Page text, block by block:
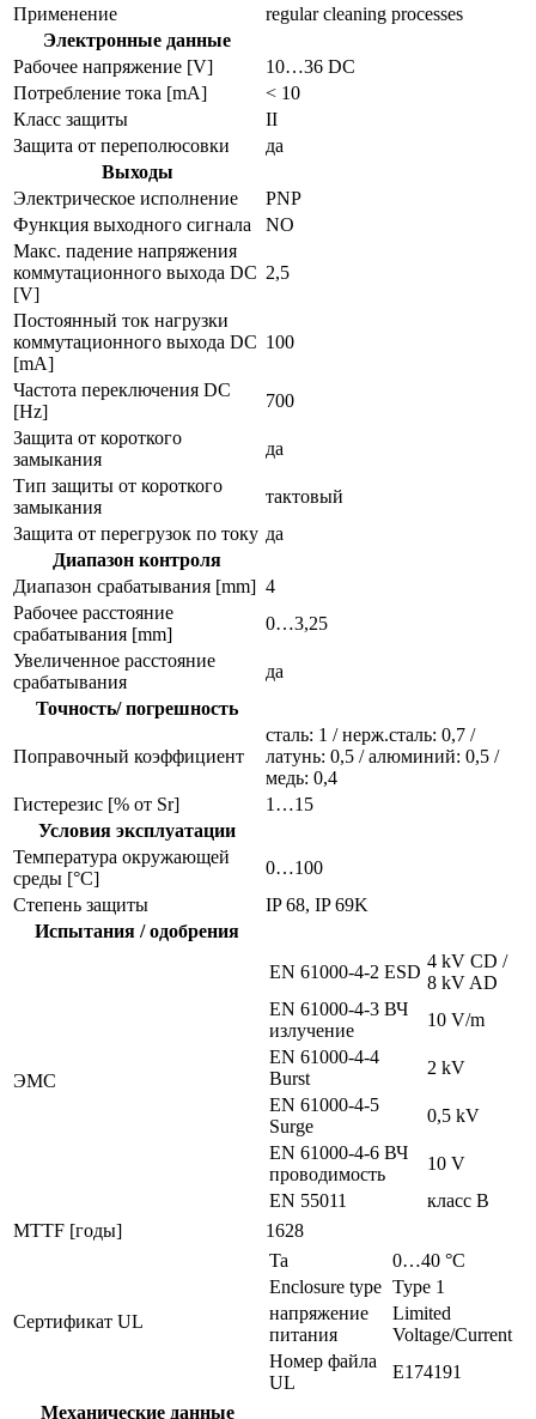
Применение
regular cleaning processes
Электронные данные
Рабочее напряжение [V]
10…36 DC
Потребление тока [mA]
< 10
Класс защиты
II
Защита от переполюсовки
да
Выходы
Электрическое исполнение
PNP
Функция выходного сигнала
NO
Макс. падение напряжения
коммутационного выхода DC
[V]
2,5
Постоянный ток нагрузки
коммутационного выхода DC
[mA]
100
Частота переключения DC
[Hz]
700
Защита от короткого
замыкания
да
Тип защиты от короткого
замыкания
тактовый
Защита от перегрузок по току да
Диапазон контроля
Диапазон срабатывания [mm] 4
Рабочее расстояние
срабатывания [mm]
0…3,25
Увеличенное расстояние
срабатывания
да
Точность/ погрешность
Поправочный коэффициент
сталь: 1 / нерж.сталь: 0,7 /
латунь: 0,5 / алюминий: 0,5 /
медь: 0,4
Гистерезис [% от Sr]
1…15
Условия эксплуатации
Температура окружающей
среды [°C]
0…100
Степень защиты
IP 68, IP 69K
Испытания / одобрения
ЭMC
EN 61000-4-2 ESD
4 kV CD /
8 kV AD
EN 61000-4-3 ВЧ
излучение
10 V/m
EN 61000-4-4
Burst
2 kV
EN 61000-4-5
Surge
0,5 kV
EN 61000-4-6 ВЧ
проводимость
10 V
EN 55011
класс B
MTTF [годы]
1628
Сертификат UL
Ta
0…40 °C
Enclosure type Type 1
напряжение
питания
Limited
Voltage/Current
Номер файла
UL
E174191
Механические данные